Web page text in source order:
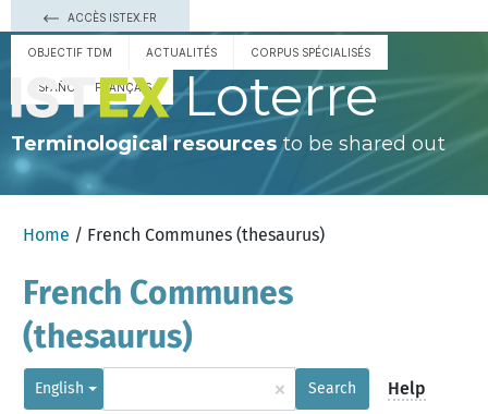
ACCÈS ISTEX.FR
OBJECTIF TDM ACTUALITÉS CORPUS SPÉCIALISÉS
ESPAÑOL FRANÇAIS Loterre
Terminological resourcesto be shared out
Home / French Communes (thesaurus)
French Communes
(thesaurus)
English × Search Help